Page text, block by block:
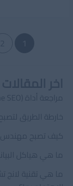
1
مراجعة أداة AIOSEO (All in One SEO) لووردبريس
خارطة الطريق لتصبح
كيف تصبح مهندس
ما هي هياكل